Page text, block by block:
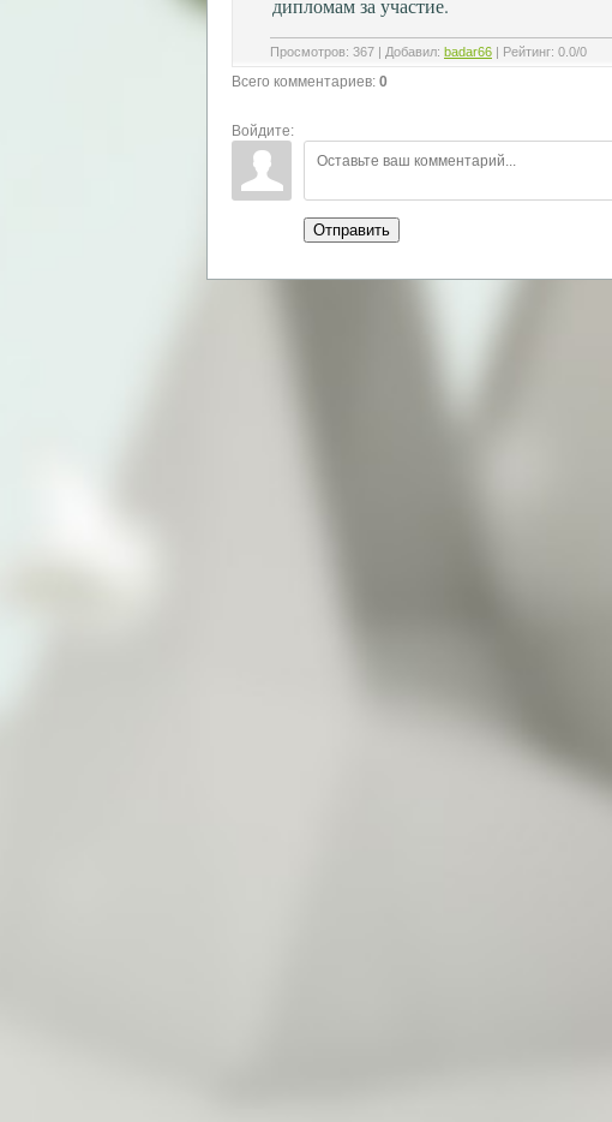
дипломам за участие.
Просмотров: 367 | Добавил: badar66 | Рейтинг: 0.0/0
Всего комментариев: 0
Войдите:
Отправить